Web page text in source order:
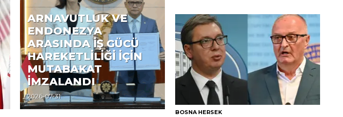
ARNAVUTLUK VE
ENDONEZYA
ARASINDA İŞ GÜCÜ
HAREKETLİLİĞİ İÇİN
MUTABAKAT
İMZALANDI
2026-07-31
BOSNA HERSEK